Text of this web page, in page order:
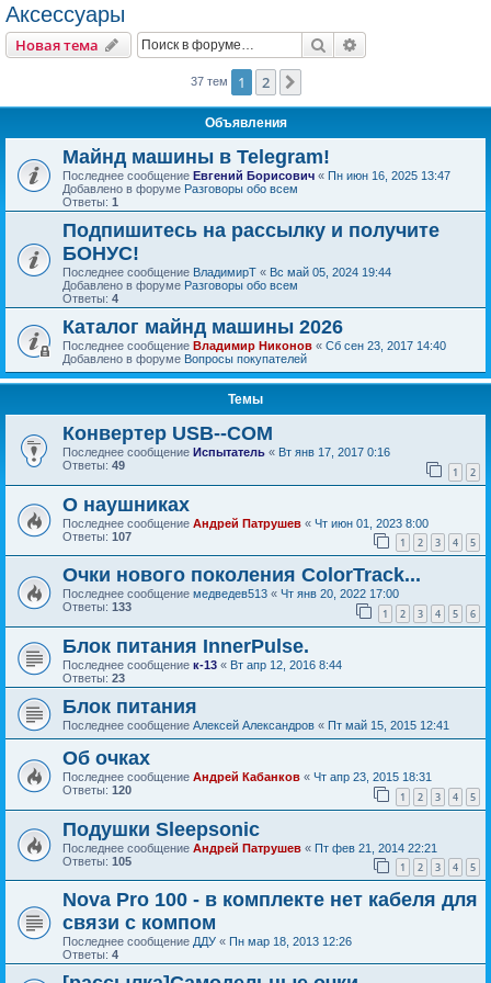
Аксессуары
Новая тема Поиск
37 тем 1 2
Объявления
Майнд машины в Telegram!
Последнее сообщение Евгений Борисович « Пн июн 16, 2025 13:47
Добавлено в форуме Разговоры обо всем
Ответы: 1
Подпишитесь на рассылку и получите
БОНУС!
Последнее сообщение ВладимирТ « Вс май 05, 2024 19:44
Добавлено в форуме Разговоры обо всем
Ответы: 4
Каталог майнд машины 2026
Последнее сообщение Владимир Никонов « Сб сен 23, 2017 14:40
Добавлено в форуме Вопросы покупателей
Темы
Конвертер USB--COM
Последнее сообщение Испытатель « Вт янв 17, 2017 0:16
Ответы: 49 1 2
О наушниках
Последнее сообщение Андрей Патрушев « Чт июн 01, 2023 8:00
Ответы: 107 1 2 3 4 5
Очки нового поколения ColorTrack...
Последнее сообщение медведев513 « Чт янв 20, 2022 17:00
Ответы: 133 1 2 3 4 5 6
Блок питания InnerPulse.
Последнее сообщение к-13 « Вт апр 12, 2016 8:44
Ответы: 23
Блок питания
Последнее сообщение Алексей Александров « Пт май 15, 2015 12:41
Об очках
Последнее сообщение Андрей Кабанков « Чт апр 23, 2015 18:31
Ответы: 120 1 2 3 4 5
Подушки Sleepsonic
Последнее сообщение Андрей Патрушев « Пт фев 21, 2014 22:21
Ответы: 105 1 2 3 4 5
Nova Pro 100 - в комплекте нет кабеля для
связи с компом
Последнее сообщение ДДУ « Пн мар 18, 2013 12:26
Ответы: 4